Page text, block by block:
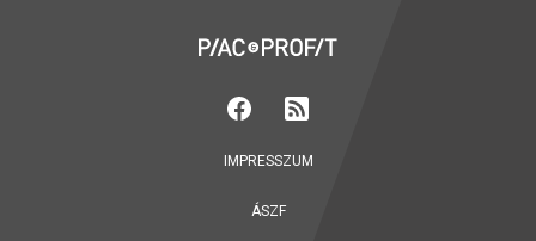
IMPRESSZUM
ÁSZF